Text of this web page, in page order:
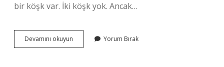
bir köşk var. İki köşk yok. Ancak…
Devamını okuyun
Aksu
Yorum Bırak